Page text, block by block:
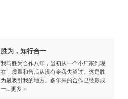
胜为，知行合一
我与胜为合作八年，当初从一个小厂家到现
在，质量和售后从没有令我失望过。这是胜
为最吸引我的地方。多年来的合作已经形成
一... 更多 >